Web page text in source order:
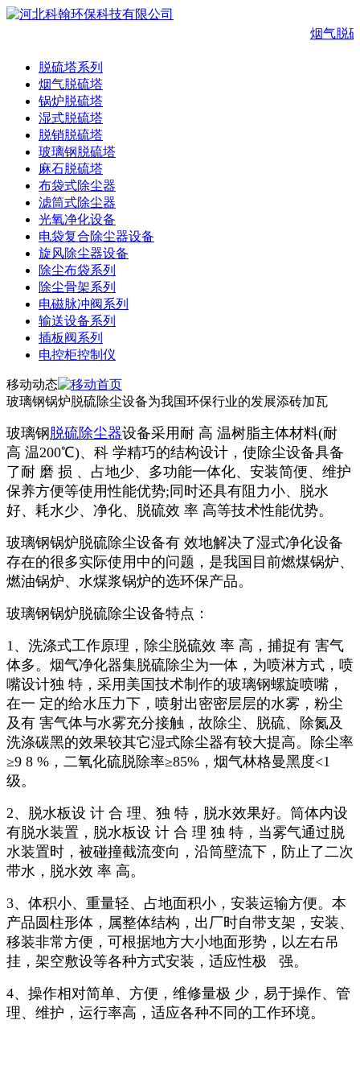
烟气脱
脱硫塔系列
烟气脱硫塔
锅炉脱硫塔
湿式脱硫塔
脱销脱硫塔
玻璃钢脱硫塔
麻石脱硫塔
布袋式除尘器
滤筒式除尘器
光氧净化设备
电袋复合除尘器设备
旋风除尘器设备
除尘布袋系列
除尘骨架系列
电磁脉冲阀系列
输送设备系列
插板阀系列
电控柜控制仪
移动动态
玻璃钢锅炉脱硫除尘设备为我国环保行业的发展添砖加瓦
玻璃钢脱硫除尘器设备采用耐 高 温树脂主体材料(耐
高 温200℃)、科 学精巧的结构设计，使除尘设备具备
了耐 磨 损 、占地少、多功能一体化、安装简便、维护
保养方便等使用性能优势;同时还具有阻力小、脱水
好、耗水少、净化、脱硫效 率 高等技术性能优势。
玻璃钢锅炉脱硫除尘设备有 效地解决了湿式净化设备
存在的很多实际使用中的问题，是我国目前燃煤锅炉、
燃油锅炉、水煤浆锅炉的选环保产品。
玻璃钢锅炉脱硫除尘设备特点：
1、洗涤式工作原理，除尘脱硫效 率 高，捕捉有 害气
体多。烟气净化器集脱硫除尘为一体，为喷淋方式，喷
嘴设计独 特，采用美国技术制作的玻璃钢螺旋喷嘴，
在一 定的给水压力下，喷射出密密层层的水雾，粉尘
及有 害气体与水雾充分接触，故除尘、脱硫、除氮及
洗涤碳黑的效果较其它湿式除尘器有较大提高。除尘率
≥9 8 %，二氧化硫脱除率≥85%，烟气林格曼黑度<1
级。
2、脱水板设 计 合 理、独 特，脱水效果好。筒体内设
有脱水装置，脱水板设 计 合 理 独 特，当雾气通过脱
水装置时，被碰撞截流变向，沿筒壁流下，防止了二次
带水，脱水效 率 高。
3、体积小、重量轻、占地面积小，安装运输方便。本
产品圆柱形体，属整体结构，出厂时自带支架，安装、
移装非常方便，可根据地方大小地面形势，以左右吊
挂，架空敷设等各种方式安装，适应性极 强。
4、操作相对简单、方便，维修量极 少，易于操作、管
理、维护，运行率高，适应各种不同的工作环境。